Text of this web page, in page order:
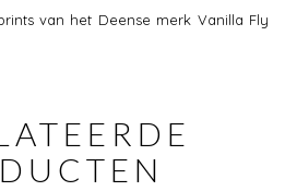
van het Deense merk Vanilla Fly